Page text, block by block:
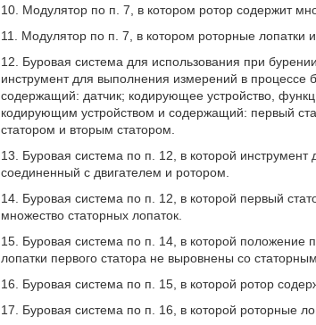
10. Модулятор по п. 7, в котором ротор содержит
11. Модулятор по п. 7, в котором роторные лопатки
12. Буровая система для использования при
инструмент для выполнения измерений в
содержащий: датчик; кодирующее устройство,
кодирующим устройством и содержащий: первый
статором и вторым статором.
13. Буровая система по п. 12, в которой
соединенный с двигателем и ротором.
14. Буровая система по п. 12, в которой первый
множество статорных лопаток.
15. Буровая система по п. 14, в которой положение
лопатки первого статора не выровнены со
16. Буровая система по п. 15, в которой ротор
17. Буровая система по п. 16, в которой роторные